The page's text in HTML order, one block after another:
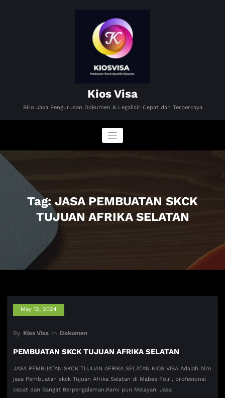
Kios Visa
Biro Jasa Pengurusan Dokumen & Legalisir Cepat dan Terpercaya
Tag: JASA PEMBUATAN SKCK
TUJUAN AFRIKA SELATAN
May 12, 2024
By Kios Visa In Dokumen
PEMBUATAN SKCK TUJUAN AFRIKA SELATAN
JASA PEMBUATAN SKCK TUJUAN AFRIKA SELATAN KIOS VISA Adalah biro
jasa Pembuatan skck Tujuan Afrika Selatan di Mabes Polri, profesional
cepat dan Sangat Berpengalaman,Kami pun Melayani Jasa